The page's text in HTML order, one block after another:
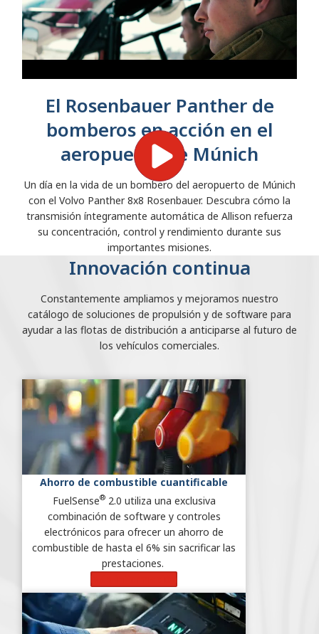
El Rosenbauer Panther de
bomberos en acción en el
aeropuerto de Múnich
Un día en la vida de un bombero del aeropuerto de Múnich
con el Volvo Panther 8x8 Rosenbauer. Descubra cómo la
transmisión íntegramente automática de Allison refuerza
su concentración, control y rendimiento durante sus
importantes misiones.
Innovación continua
Constantemente ampliamos y mejoramos nuestro
catálogo de soluciones de propulsión y de software para
ayudar a las flotas de distribución a anticiparse al futuro de
los vehículos comerciales.
Ahorro de combustible cuantificable
FuelSense®2.0 utiliza una exclusiva
combinación de software y controles
electrónicos para ofrecer un ahorro de
combustible de hasta el 6% sin sacrificar las
prestaciones.